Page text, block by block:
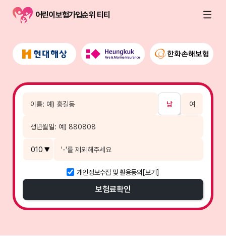
어린이보험가입순위 티티
남 여
개인정보수집 및 활용동의[보기]
보험료확인